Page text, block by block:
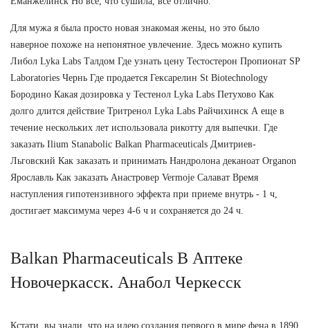
Для мужа я была просто новая знакомая жены, но это было
наверное похоже на непонятное увлечение. Здесь можно купить
Либол Lyka Labs Талдом Где узнать цену Тестостерон Пропионат SP
Laboratories Чернь Где продается Гексарелин St Biotechnology
Бородино Какая дозировка у Тестенол Lyka Labs Петухово Как
долго длится действие Тритренол Lyka Labs Райчихинск А еще в
течение нескольких лет использовала рикотту для выпечки. Где
заказать Ilium Stanabolic Balkan Pharmaceuticals Дмитриев-
Льговский Как заказать и принимать Нандролона деканоат Organon
Ярославль Как заказать Анастровер Vermoje Салават Время
наступления гипотензивного эффекта при приеме внутрь - 1 ч,
достигает максимума через 4-6 ч и сохраняется до 24 ч.
Balkan Pharmaceuticals В Аптеке
Новочеркасск. Анабол Черкесск
Кстати, вы знали, что на идею создания первого в мире фена в 1890